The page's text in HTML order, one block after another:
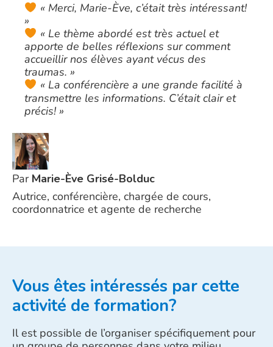
« Merci, Marie-Ève, c’était très intéressant!
»
« Le thème abordé est très actuel et
apporte de belles réflexions sur comment
accueillir nos élèves ayant vécus des
traumas. »
« La conférencière a une grande facilité à
transmettre les informations. C’était clair et
précis! »
Par Marie-Ève Grisé-Bolduc
Autrice, conférencière, chargée de cours,
coordonnatrice et agente de recherche
Vous êtes intéressés par cette
activité de formation?
Il est possible de l’organiser spécifiquement pour